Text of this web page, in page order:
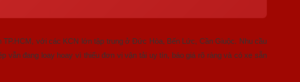
với các KCN lớn tập trung ở Đức Hòa, Bến Lức, Cần Giuộc. Nhu cầu
vẫn đang loay hoay vì thiếu đơn vị vận tải uy tín, báo giá rõ ràng và có xe sẵn